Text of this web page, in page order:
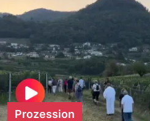
Prozession